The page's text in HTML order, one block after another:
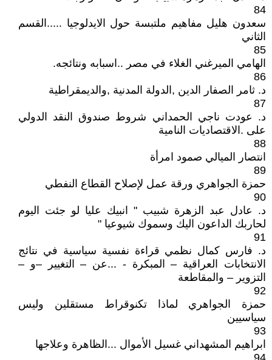
84
سعدون هليل مفاهيم ملتبسة حول الايدلوجيا .....القسم
الثاني
85
الهامي الميرغني الغلاء في مصر ..اسبابه ونتائجه.
86
د. ثامر الصفار الدين ,الدولة المدنية ,والديمقراطية
87
د. عودت ناجي الحمداني شروط صندوق النقد الدولي
على .الاقتصاديات النامية
88
انتصار الميالي صمود امرأة
89
حمزة الجواهري ورقة عمل لإصلاح القطاع النفطي
90
د. عادل عبد الزهرة شبيب " انبيك عليا لو جئت اليوم
لحاربك الداعون اليك وسموك شيوعيا "
91
د. فارس كمال نظمي قراءة نفسية سياسية في نتائج
الانتخابات العراقية – المبكرة - ...عن – التغيير –و –
التزوير – والمقاطعة
92
حمزة الجواهري لماذا تكنوقراط مستقلين وليس
سياسيين
93
ابراهيم المشهداني غسيل الأموال ...الظاهرة وعلاجها